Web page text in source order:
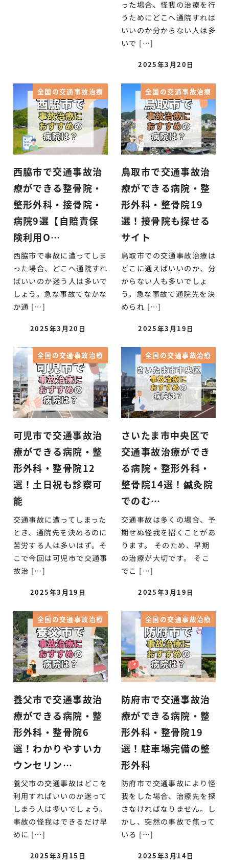
った場合、怪我の治療を行
うためにどこへ通院すれば
いいのか分からない人は多
いで […]
2025年3月20日
全国の交通事故治療
西脇市で交通事故治
療ができる整骨院・
整形外科・接骨院・
病院9選【自賠責保
険利用O…
西脇市で事故に遭ってしま
った場合、どこへ通院すれ
ばいいのか迷う人は多いで
しょう。急な事故でなかな
か通 […]
2025年3月20日
全国の交通事故治療
鳥取市で交通事故治
療ができる病院・整
形外科・整骨院19
選！接骨院も探せる
サイト
鳥取市での交通事故治療は
どこに通えばいいのか、分
からない人も多いでしょ
う。急な事故で通院先を決
められ […]
2025年3月19日
全国の交通事故治療
可児市で交通事故治
療ができる病院・整
形外科・整骨院12
選！土日祝も診察可
能
交通事故に遭ってしまった
とき、通院先を決めるのに
苦労する人は多いはず。そ
こで今回は可児市で交通事
故治 […]
2025年3月19日
全国の交通事故治療
さいたま市中央区で
交通事故治療ができ
る病院・整形外科・
整骨院14選！鍼灸院
でのむ…
交通事故は多くの場合、予
期せぬ怪我を招くことがあ
ります。 そのため、早期
の治療が大切です。 そこ
でこ […]
2025年3月19日
全国の交通事故治療
養父市で交通事故治
療ができる病院・整
形外科・整骨院6
選！わかりやすいカ
ウンセリン…
養父市の交通事故はどこを
利用すればいいのか迷って
しまう人は多いでしょう。
事故の怪我はできるだけ早
めに […]
2025年3月15日
全国の交通事故治療
防府市で交通事故治
療ができる病院・整
形外科・整骨院19
選！駐車場完備の整
形外科
防府市で交通事故により怪
我をした場合、治療先を探
さなければなりません。し
かし、突然の事故で焦って
いる […]
2025年3月14日